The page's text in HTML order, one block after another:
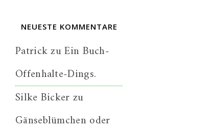
NEUESTE KOMMENTARE
PatrickzuEin Buch-
Offenhalte-Dings.
Silke Bickerzu
Gänseblümchen oder